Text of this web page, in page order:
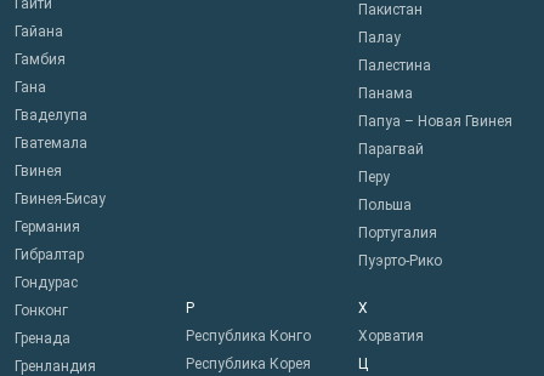
Гайана
Гамбия
Гана
Гваделупа
Гватемала
Гвинея
Гвинея-Бисау
Германия
Гибралтар
Гондурас
Гонконг
Гренада
Гренландия
Пакистан
Палау
Палестина
Панама
Папуа – Новая Гвинея
Парагвай
Перу
Польша
Португалия
Пуэрто-Рико
Р
Республика Конго
Республика Корея
Х
Хорватия
Ц